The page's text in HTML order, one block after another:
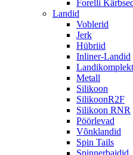
Forelli
Landid
Voblerid
Jerk
Hübriid
Inliner-Landid
Metall
Silikoon
SilikoonR2F
Silikoon RNR
Pöörlevad
Võnklandid
Spin Tails
Spinnerbaidid